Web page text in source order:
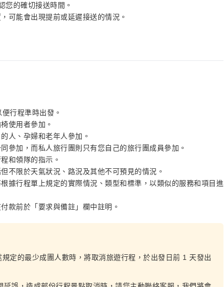
您的確切接送時間。
可能會出現提前或延遲接送的情況。
行程準時出發。
使用者參加。
人、孕婦和老年人參加。
參加，而私人旅行團則只有您自己的旅行團成員參加。
和領隊的指示。
不限於天氣狀況、路況及其他不可預見的情況。
據行程單上規定的實際情況、類型和標準，以類似的服務和項目進
款前於「要求與備註」欄中註明。
定的最少成團人數時，將取消旅遊行程，於出發日前 1 天發出